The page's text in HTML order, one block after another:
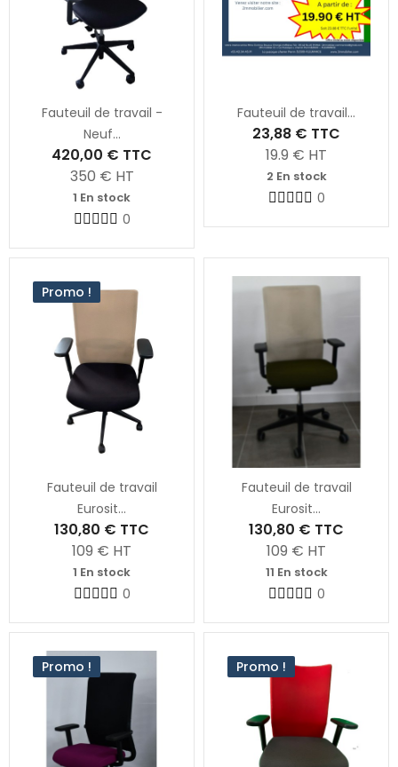
Fauteuil de travail -
Neuf...
420,00 € TTC
350 € HT
1 En stock
0
Fauteuil de travail...
23,88 € TTC
19.9 € HT
2 En stock
0
Promo !
Fauteuil de travail
Eurosit...
130,80 € TTC
109 € HT
1 En stock
0
Fauteuil de travail
Eurosit...
130,80 € TTC
109 € HT
11 En stock
0
Promo ! Promo !